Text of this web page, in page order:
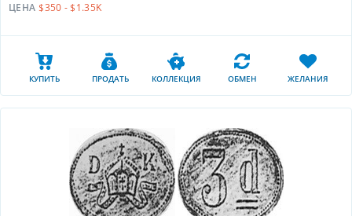
ЦЕНА $350 - $1.35K
КУПИТЬ ПРОДАТЬ КОЛЛЕКЦИЯ ОБМЕН ЖЕЛАНИЯ